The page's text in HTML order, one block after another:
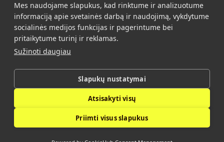
О нас Контакты
Правила Покупки
Vidalis © 2026. Все права защищены.
Политика конфиденциальности
Mes naudojame slapukus, kad rinktume ir analizuotume
informaciją apie svetainės darbą ir naudojimą, vykdytume
socialinės medijos funkcijas ir pagerintume bei
pritaikytume turinį ir reklamas.
Sužinoti daugiau
Slapukų nustatymai
Atsisakyti visų
Priimti visus slapukus